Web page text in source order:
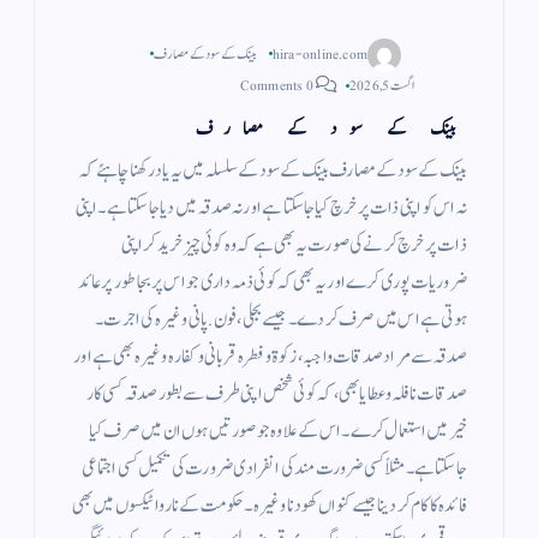
hira-online.com
بینک کے سود کے مصارف
اگست 5, 2026
0 Comments
بینک کے سود کے مصارف
بینک کے سود کے مصارف بینک کے سود کے سلسلہ میں یہ یاد رکھنا چاہئے کہ
نہ اس کو اپنی ذات پر خرچ کیا جاسکتا ہے اور نہ صدقہ میں دیا جا سکتا ہے ۔ اپنی
ذات پر خرچ کرنے کی صورت یہ بھی ہے کہ وہ کوئی چیز خرید کر اپنی
ضروریات پوری کرے اور یہ بھی کہ کوئی ذمہ داری جو اس پر بجا طور پر عائد
ہوتی ہے اس میں صرف کر دے ۔ جیسے بجلی ، فون . پانی وغیرہ کی اجرت ۔
صدقہ سے مراد صدقات واجبہ ، زکوة و فطرہ قربانی و کفارہ وغیرہ بھی ہے اور
صدقات نافلہ و عطایا بھی ، کہ کوئی شخص اپنی طرف سے بطور صدقہ کسی کار
خیر میں استعمال کرے ۔ اس کے علاوہ جو صورتیں ہوں ان میں صرف کیا
جاسکتا ہے ۔ مثلاً کسی ضرورت مند کی انفرادی ضرورت کی تکمیل کسی اجتماعی
فائدہ کا کام کر دینا جیسے کنواں کھودنا وغیرہ ۔ حکومت کے ناروا ٹیکسوں میں بھی